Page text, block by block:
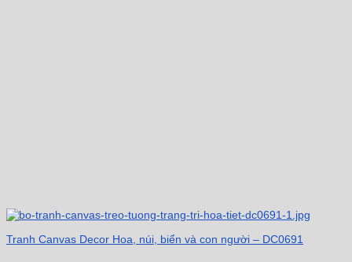
Tranh Canvas Decor Hoa, núi, biển và con người – DC0691